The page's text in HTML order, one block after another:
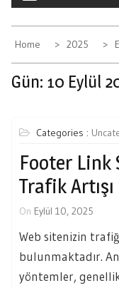
Home 2025
Gün: 10 Eylül
Categories :
Footer Link
Trafik
On Eylül 10, 2025
Web sitenizin
bulunmaktadır.
yöntemler,